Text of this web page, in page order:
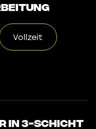
Vollzeit
in 3-Schicht